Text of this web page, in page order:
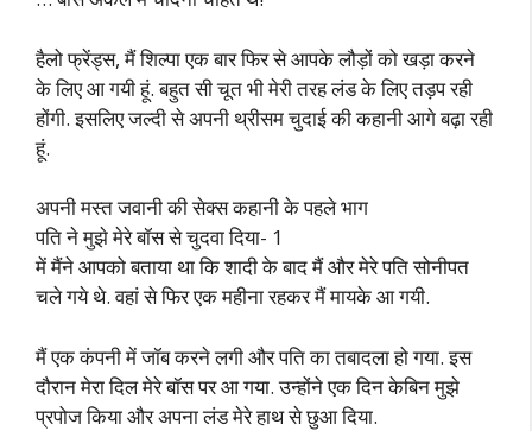
हैलो फ्रेंड्स, मैं शिल्पा एक बार फिर से आपके लौड़ों को खड़ा करने
के लिए आ गयी हूं. बहुत सी चूत भी मेरी तरह लंड के लिए तड़प रही
होंगी. इसलिए जल्दी से अपनी थ्रीसम चुदाई की कहानी आगे बढ़ा रही
हूं.
अपनी मस्त जवानी की सेक्स कहानी के पहले भाग
पति ने मुझे मेरे बॉस से चुदवा दिया- 1
में मैंने आपको बताया था कि शादी के बाद मैं और मेरे पति सोनीपत
चले गये थे. वहां से फिर एक महीना रहकर मैं मायके आ गयी.
मैं एक कंपनी में जॉब करने लगी और पति का तबादला हो गया. इस
दौरान मेरा दिल मेरे बॉस पर आ गया. उन्होंने एक दिन केबिन मुझे
प्रपोज किया और अपना लंड मेरे हाथ से छुआ दिया.